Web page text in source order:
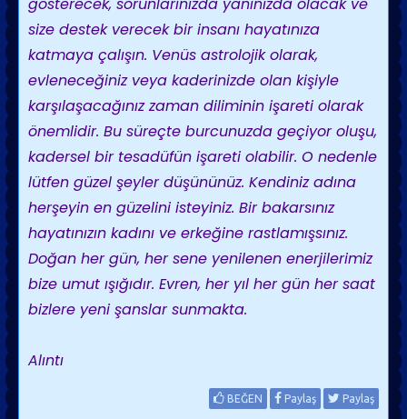
size destek verecek bir insanı hayatınıza
katmaya çalışın. Venüs astrolojik olarak,
evleneceğiniz veya kaderinizde olan kişiyle
karşılaşacağınız zaman diliminin işareti olarak
önemlidir. Bu süreçte burcunuzda geçiyor oluşu,
kadersel bir tesadüfün işareti olabilir. O nedenle
lütfen güzel şeyler düşününüz. Kendiniz adına
herşeyin en güzelini isteyiniz. Bir bakarsınız
hayatınızın kadını ve erkeğine rastlamışsınız.
Doğan her gün, her sene yenilenen enerjilerimiz
bize umut ışığıdır. Evren, her yıl her gün her saat
bizlere yeni şanslar sunmakta.
Alıntı
BEĞEN Paylaş Paylaş